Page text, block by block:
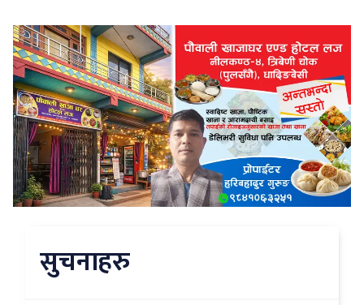
सुचनाहरु